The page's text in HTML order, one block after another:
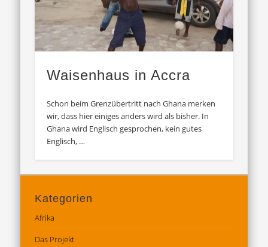
Waisenhaus in Accra
Schon beim Grenzübertritt nach Ghana merken
wir, dass hier einiges anders wird als bisher. In
Ghana wird Englisch gesprochen, kein gutes
Englisch, …
Kategorien
Afrika
Das Projekt